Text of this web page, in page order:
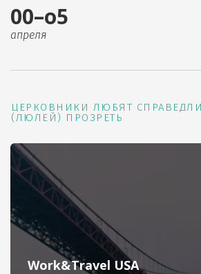
00–о5
апреля
ЦЕРКОВНИКИ ЛЮБЯТ
(ЛЮЛЕЙ) ПРОЗРЕТЬ
Work&Travel USA